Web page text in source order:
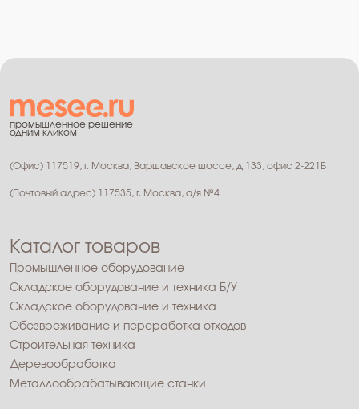
промышленное решение
одним кликом
(Офис) 117519, г. Москва, Варшавское шоссе, д.133, офис 2-221Б
(Почтовый адрес) 117535, г. Москва, а/я №4
Каталог товаров
Промышленное оборудование
Складское оборудование и техника Б/У
Складское оборудование и техника
Обезвреживание и переработка отходов
Строительная техника
Деревообработка
Металлообрабатывающие станки